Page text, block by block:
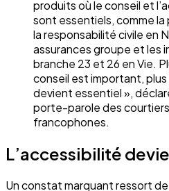
produits où le conseil et
sont essentiels, comme
la responsabilité civile en
assurances groupe et les
branche 23 et 26 en Vie.
conseil est important,
devient essentiel »,
porte-parole des courtiers
francophones.
L’accessibilité
Un constat marquant ressort